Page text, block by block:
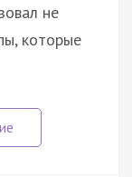
не
которые